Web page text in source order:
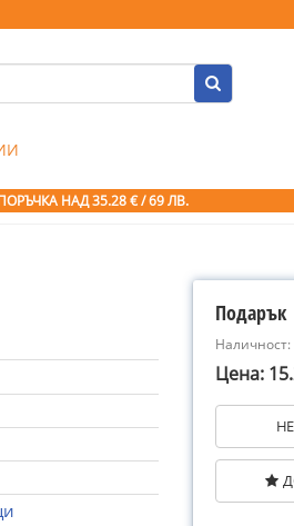
НАД 35.28 € / 69 ЛВ.
Подарък
Наличност:
Цена: